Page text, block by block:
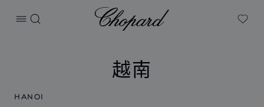
打开菜单
搜索
Chopard
My
越南
HANOI